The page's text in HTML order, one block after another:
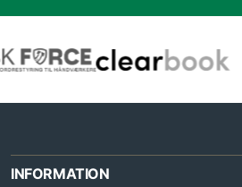
INFORMATION